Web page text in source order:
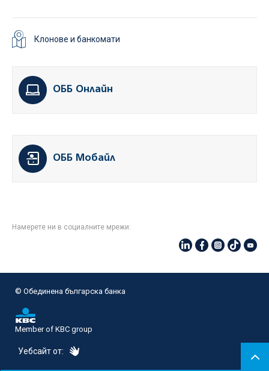
Клонове и банкомати
ОББ Онлайн
ОББ Мобайл
Намерете ни в социалните мрежи:
© Oбединена българска банка
Member of KBC group
Уебсайт от: eDesign